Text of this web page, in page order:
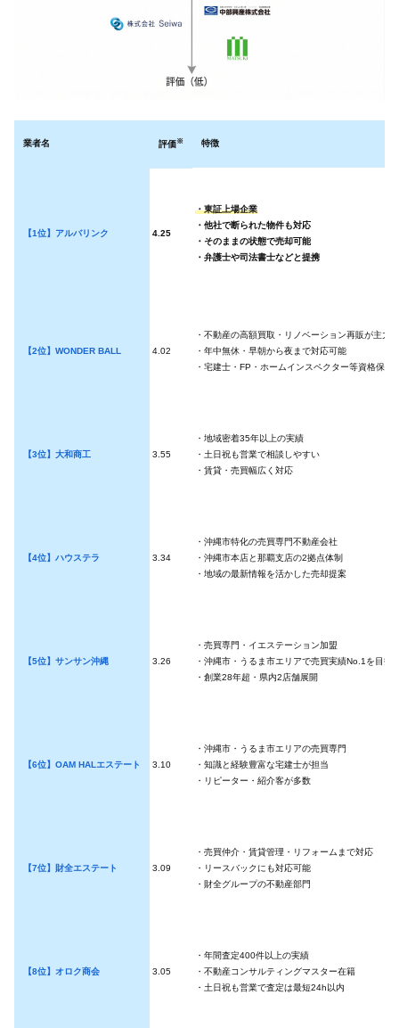
業者名 評価※ 特徴
【1位】アルバリンク 4.25
・東証上場企業
・他社で断られた物件も対応
・そのままの状態で売却可能
・弁護士や司法書士などと提携
【2位】WONDER BALL 4.02
・不動産の高額買取・リノベーション再販が主力
・年中無休・早朝から夜まで対応可能
・宅建士・FP・ホームインスペクター等資格保有
【3位】大和商工 3.55
・地域密着35年以上の実績
・土日祝も営業で相談しやすい
・賃貸・売買幅広く対応
【4位】ハウステラ 3.34
・沖縄市特化の売買専門不動産会社
・沖縄市本店と那覇支店の2拠点体制
・地域の最新情報を活かした売却提案
【5位】サンサン沖縄 3.26
・売買専門・イエステーション加盟
・沖縄市・うるま市エリアで売買実績No.1を目指
・創業28年超・県内2店舗展開
【6位】OAM HALエステート 3.10
・沖縄市・うるま市エリアの売買専門
・知識と経験豊富な宅建士が担当
・リピーター・紹介客が多数
【7位】財全エステート 3.09
・売買仲介・賃貸管理・リフォームまで対応
・リースバックにも対応可能
・財全グループの不動産部門
【8位】オロク商会 3.05
・年間査定400件以上の実績
・不動産コンサルティングマスター在籍
・土日祝も営業で査定は最短24h以内